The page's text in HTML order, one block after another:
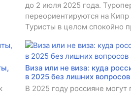
до 2 июля 2025 года.
переориентируются на
Туристы в целом спокойно
Виза или не виза: куда
в 2025 без лишних вопросов
В 2025 году россияне могут